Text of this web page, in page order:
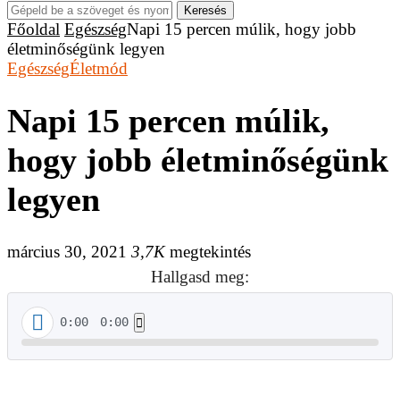
Keresés
Főoldal EgészségNapi 15 percen múlik, hogy jobb
életminőségünk legyen
EgészségÉletmód
Napi 15 percen múlik,
hogy jobb életminőségünk
legyen
március 30, 2021 3,7Kmegtekintés
Hallgasd meg:
0:00 0:00